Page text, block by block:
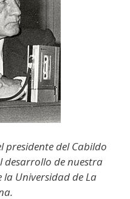
presidente del Cabildo
desarrollo de nuestra
la Universidad de La